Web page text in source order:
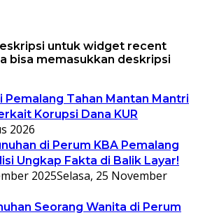
untuk widget recent
bisa memasukkan deskripsi
Pemalang Tahan Mantan Mantri
Korupsi Dana KUR
2026
di Perum KBA Pemalang
Ungkap Fakta di Balik Layar!
2025Selasa, 25 November
Seorang Wanita di Perum